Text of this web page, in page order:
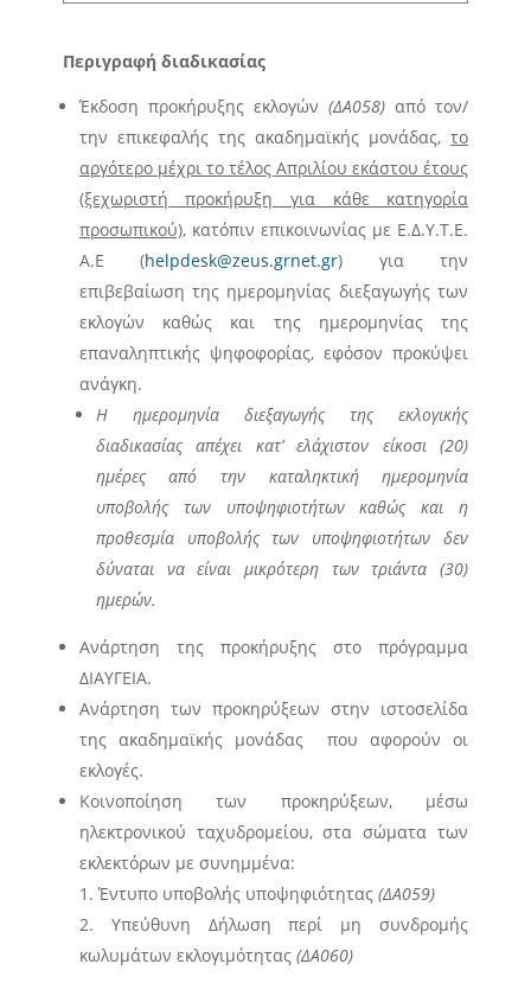
Περιγραφή διαδικασίας
Έκδοση προκήρυξης εκλογών(ΔΑ058)από τον/
την επικεφαλής της ακαδημαϊκής μονάδας,το
αργότερο μέχρι το τέλος Απριλίου εκάστου έτους
(ξεχωριστή προκήρυξη για κάθε κατηγορία
προσωπικού),κατόπιν επικοινωνίας με Ε.Δ.Υ.Τ.Ε.
Α.Ε (helpdesk@zeus.grnet.gr) για την
επιβεβαίωση της ημερομηνίας διεξαγωγής των
εκλογών καθώς και της ημερομηνίας της
επαναληπτικής ψηφοφορίας, εφόσον προκύψει
ανάγκη.
Η ημερομηνία διεξαγωγής της εκλογικής
διαδικασίας απέχει κατ’ ελάχιστον είκοσι (20)
ημέρες από την καταληκτική ημερομηνία
υποβολής των υποψηφιοτήτων καθώς και η
προθεσμία υποβολής των υποψηφιοτήτων δεν
δύναται να είναι μικρότερη των τριάντα (30)
ημερών.
Ανάρτηση της προκήρυξης στο πρόγραμμα
ΔΙΑΥΓΕΙΑ.
Ανάρτηση των προκηρύξεων στην ιστοσελίδα
της ακαδημαϊκής μονάδας που αφορούν οι
εκλογές.
Κοινοποίηση των προκηρύξεων, μέσω
ηλεκτρονικού ταχυδρομείου, στα σώματα των
εκλεκτόρων με συνημμένα:
Έντυπο υποβολής υποψηφιότητας (ΔΑ059)
Υπεύθυνη Δήλωση περί μη συνδρομής
κωλυμάτων εκλογιμότητας (ΔΑ060)